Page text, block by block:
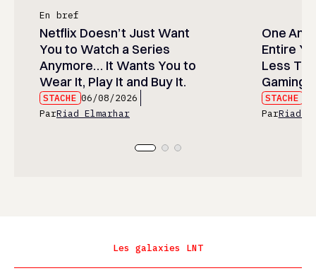
En bref
Netflix Doesn’t Just Want
You to Watch a Series
Anymore… It Wants You to
Wear It, Play It and Buy It.
STACHE 06/08/2026
ParRiad Elmarhar
One
Entire
Less
Gaming
STACHE
ParRiad
Les galaxies LNT